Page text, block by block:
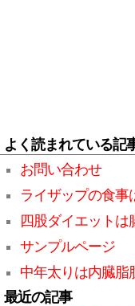
よく読まれている記
お問い合わせ
ライザップの食事
四股ダイエットは
サンプルページ
中年太りは内臓脂
最近の記事